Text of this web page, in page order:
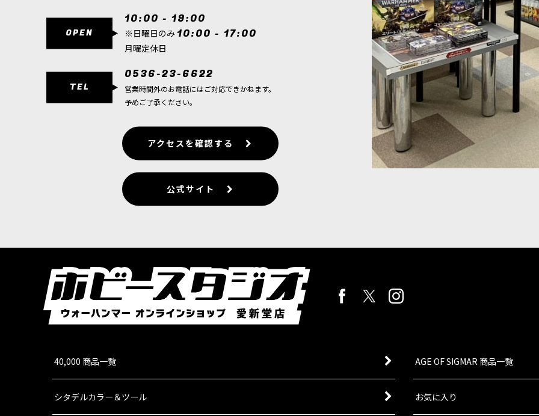
OPEN
10:00 - 19:00
※日曜日のみ 10:00 - 17:00
月曜定休日
TEL
0536-23-6622
営業時間外のお電話にはご対応できかねます。
予めご了承ください。
アクセスを確認する
公式サイト
40,000 商品一覧 AGE OF SIGMAR 商品一覧
シタデルカラー＆ツール お気に入り